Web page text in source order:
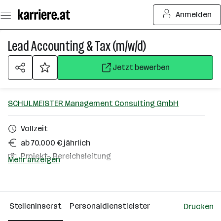
Seiteninhalt
springen
Anmelden
Lead Accounting & Tax (m/w/d)
Jetzt bewerben
SCHULMEISTER Management Consulting GmbH
Vollzeit
ab 70.000 € jährlich
Projekt-, Bereichsleitung
Über das Unternehmen
Mehr anzeigen
Stelleninserat Personaldienstleister Drucken